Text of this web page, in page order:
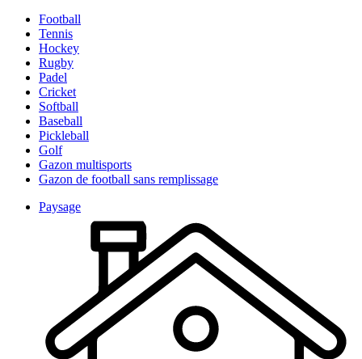
Football
Tennis
Hockey
Rugby
Padel
Cricket
Softball
Baseball
Pickleball
Golf
Gazon multisports
Gazon de football sans remplissage
Paysage